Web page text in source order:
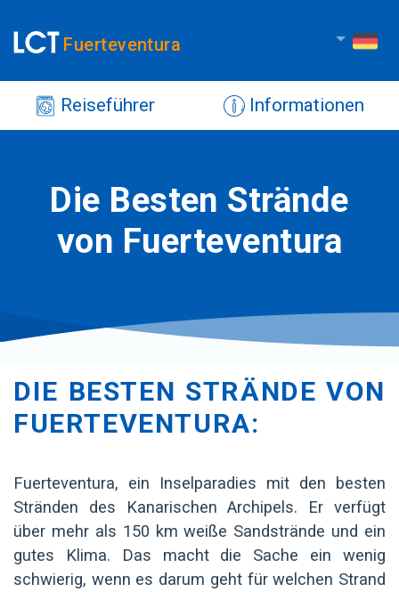
Fuerteventura
Reiseführer Informationen
Die Besten Strände
von Fuerteventura
DIE BESTEN STRÄNDE VON
FUERTEVENTURA:
Fuerteventura, ein Inselparadies mit den besten
Stränden des Kanarischen Archipels. Er verfügt
über mehr als 150 km weiße Sandstrände und ein
gutes Klima. Das macht die Sache ein wenig
schwierig, wenn es darum geht für welchen Strand